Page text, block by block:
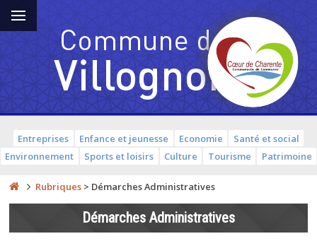
Entreprises Enfance et jeunesse Economie
Santé et social
Environnement
Sports et loisirs Culture Tourisme Patrimoine
Rubriques > Démarches Administratives
Démarches Administratives